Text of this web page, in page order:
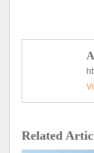
Related